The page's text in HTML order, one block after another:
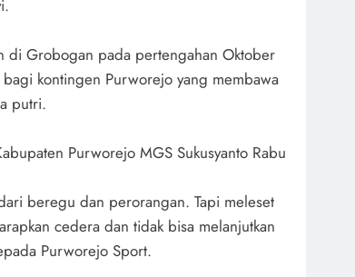
di Grobogan pada pertengahan Oktober
kontingen Purworejo yang membawa
putri.
Purworejo MGS Sukusyanto Rabu
beregu dan perorangan. Tapi meleset
cedera dan tidak bisa melanjutkan
Purworejo Sport.